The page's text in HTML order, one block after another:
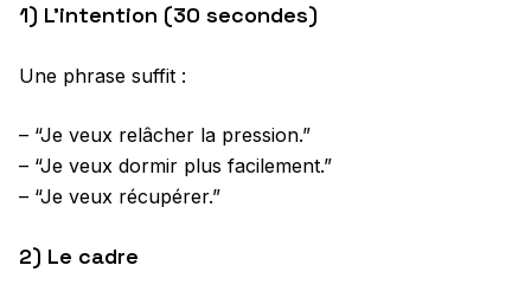
1) L’intention (30 secondes)
Une phrase suffit :
– “Je veux relâcher la pression.”
– “Je veux dormir plus facilement.”
– “Je veux récupérer.”
2) Le cadre